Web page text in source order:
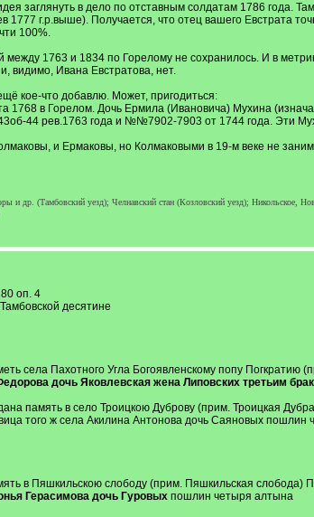
заглянуть в дело по отставным солдатам 1786 года.
1777 г.р.выше). Получается, что отец вашего Евстрата
100%.
между 1763 и 1834 по Горелому не сохранилось. И в
видимо, Ивана Евстратова, нет.
кое-что добавлю. Может, пригодиться:
1768 в Горелом. Дочь Ермила (Ивановича) Мухина
44 рев.1763 года и №№7902-7903 от 1744 года. Эти
и Ермаковы, но Колмаковыми в 19-м веке не
и др. (Тамбовский уезд); Челнавский стан (Козловский уезд); Никольское,
оп. 4
десятине
села Пахотного Угла Богоявленскому попу
дочь Яковлевская жена Липовских третьим
память в село Троицкою Дуброву (прим. Троицкая
того ж села Акилина Антонова дочь Саяновых пошлин
в Пяшкильскою слободу (прим. Пяшкильская
Герасимова дочь Гуровыхпошлин четыря алтына